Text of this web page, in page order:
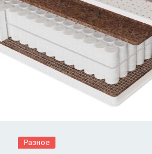
Разное